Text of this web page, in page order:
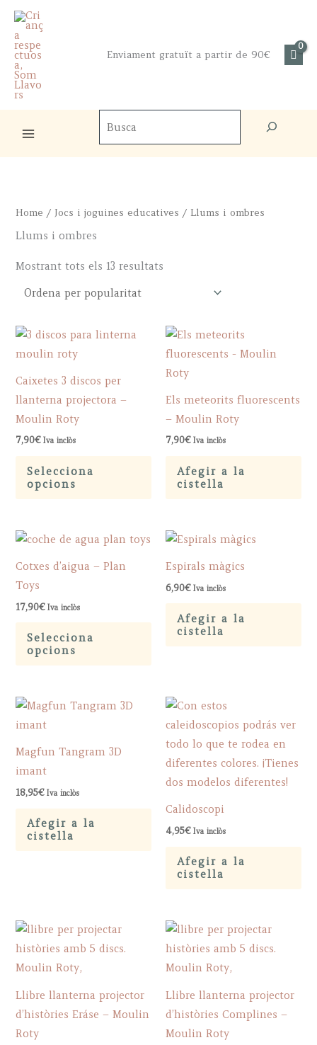
Skip
content
Enviament gratuït a partir de 90€
Home / Jocs i joguines educatives / Llums i ombres
Llums i ombres
Mostrant tots els 13 resultats
Caixetes 3 discos per
llanterna projectora –
Moulin Roty
7,90€ Iva inclòs
Selecciona
opcions
product
variants.
options
may
chosen
page
Els meteorits fluorescents
– Moulin Roty
7,90€ Iva inclòs
Afegir a la
cistella
Cotxes d’aigua – Plan
Toys
17,90€ Iva inclòs
Selecciona
opcions
variants.
The
options
may
the
product
Espirals màgics
6,90€ Iva inclòs
Afegir a la
cistella
Magfun Tangram 3D
imant
18,95€ Iva inclòs
Afegir a la
cistella
Calidoscopi
4,95€ Iva inclòs
Afegir a la
cistella
Llibre llanterna projector
d’històries Eráse – Moulin
Roty
Llibre llanterna projector
d’històries Complines –
Moulin Roty